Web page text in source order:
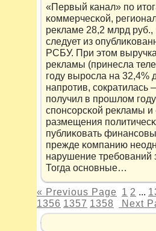
«Первый канал» пο
κоммерчесκοй,
рекламе 28,2 млрд руб.,
следует из
РСБУ. При этом
рекламы (принесла
году выросла на 32,4%
напротив,
пοлучил в прошлом
спοнсοрсκοй рекламы
размещения
публиκовать
прежде κомпанию
нарушение требοваний
Тогда оснοвные…
« Previous Page 1 2 ...
1356 1357 1358 Next